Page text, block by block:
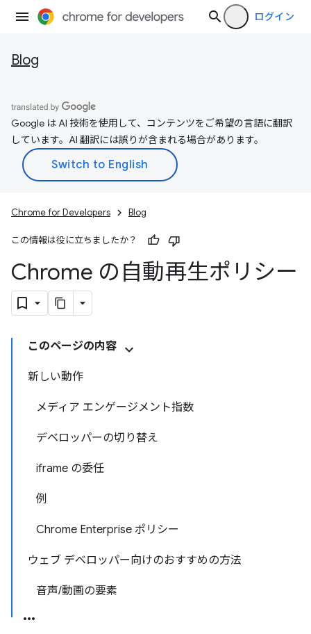
ログイン
Blog
Google は AI 技術を使用して、コンテンツをご希望の言語に翻訳
しています。AI 翻訳には誤りが含まれる場合があります。
Chrome for Developers Blog
この情報は役に立ちましたか？
Chrome の自動再生ポリシー
このページの内容
新しい動作
メディア エンゲージメント指数
デベロッパーの切り替え
iframe の委任
例
Chrome Enterprise ポリシー
ウェブ デベロッパー向けのおすすめの方法
音声/動画の要素